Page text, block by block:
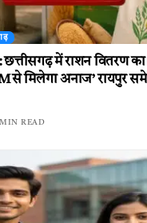
में राशन वितरण का
से मिलेगा अनाज’ रायपुर
READ